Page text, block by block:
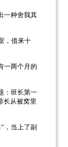
一种舍我其
，借来十
一两个月的
：班长第一
长从被窝里
” ，当上了副